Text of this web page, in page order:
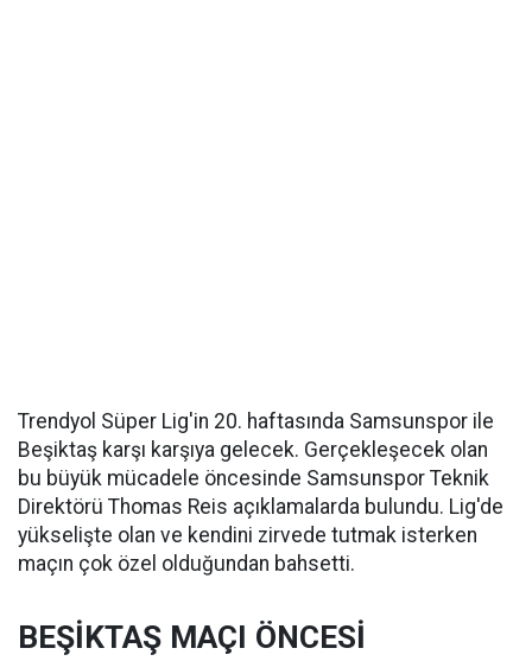
Trendyol Süper Lig'in 20. haftasında Samsunspor ile
Beşiktaş karşı karşıya gelecek. Gerçekleşecek olan
bu büyük mücadele öncesinde Samsunspor Teknik
Direktörü Thomas Reis açıklamalarda bulundu. Lig'de
yükselişte olan ve kendini zirvede tutmak isterken
maçın çok özel olduğundan bahsetti.
BEŞİKTAŞ MAÇI ÖNCESİ